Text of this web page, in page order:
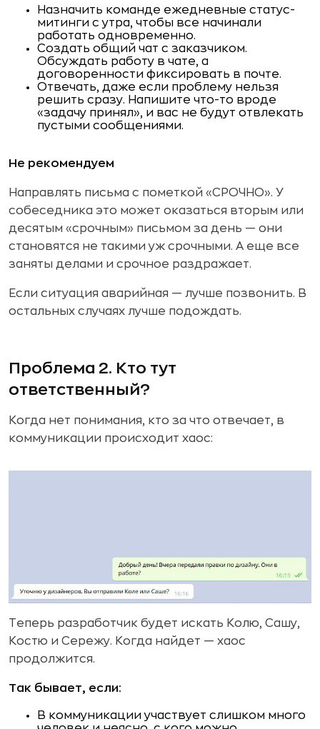
Назначить команде ежедневные статус-
митинги с утра, чтобы все начинали
работать одновременно.
Создать общий чат с заказчиком.
Обсуждать работу в чате, а
договоренности фиксировать в почте.
Отвечать, даже если проблему нельзя
решить сразу. Напишите что-то вроде
«задачу принял», и вас не будут отвлекать
пустыми сообщениями.
Не рекомендуем
Направлять письма с пометкой «СРОЧНО». У
собеседника это может оказаться вторым или
десятым «срочным» письмом за день — они
становятся не такими уж срочными. А еще все
заняты делами и срочное раздражает.
Если ситуация аварийная — лучше позвонить. В
остальных случаях лучше подождать.
Проблема 2. Кто тут
ответственный?
Когда нет понимания, кто за что отвечает, в
коммуникации происходит хаос:
Теперь разработчик будет искать Колю, Сашу,
Костю и Сережу. Когда найдет — хаос
продолжится.
Так бывает, если:
В коммуникации участвует слишком много